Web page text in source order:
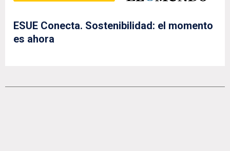
ESUE Conecta. Sostenibilidad: el momento
es ahora